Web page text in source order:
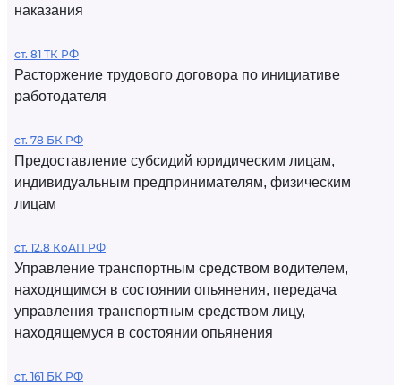
наказания
ст. 81 ТК РФ
Расторжение трудового договора по инициативе
работодателя
ст. 78 БК РФ
Предоставление субсидий юридическим лицам,
индивидуальным предпринимателям, физическим
лицам
ст. 12.8 КоАП РФ
Управление транспортным средством водителем,
находящимся в состоянии опьянения, передача
управления транспортным средством лицу,
находящемуся в состоянии опьянения
ст. 161 БК РФ